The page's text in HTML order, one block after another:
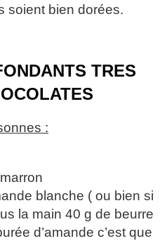
soient bien dorées.
TRES
:
blanche ( ou bien si
la main 40 g de beurre
d’amande c’est que